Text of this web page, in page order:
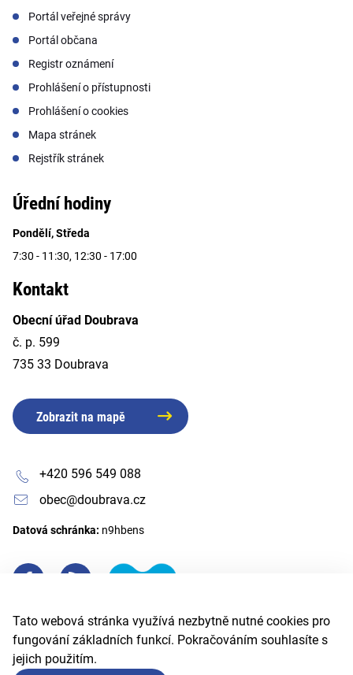
Tato webová stránka využívá nezbytně nutné cookies pro
fungování základních funkcí. Pokračováním souhlasíte s
jejich použitím.
Portál veřejné správy
Portál občana
Registr oznámení
Prohlášení o přístupnosti
Prohlášení o cookies
Mapa stránek
Rejstřík stránek
Úřední hodiny
Pondělí, Středa
7:30 - 11:30, 12:30 - 17:00
Kontakt
Obecní úřad Doubrava
č. p. 599
735 33 Doubrava
Zobrazit na mapě
+420 596 549 088
obec@doubrava.cz
Datová schránka: n9hbens